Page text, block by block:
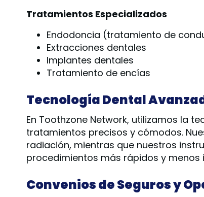
Tratamientos Especializados
Endodoncia (tratamiento de
Extracciones dentales
Implantes dentales
Tratamiento de encías
Tecnología Dental
En Toothzone Network, utilizamos la
tratamientos precisos y cómodos.
radiación, mientras que nuestros
procedimientos más rápidos y menos
Convenios de Seguros y